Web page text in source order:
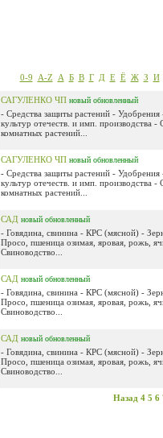
0-9 A-Z А Б В Г Д Е Ё Ж З И
САГУЛЕНКО ЧП новый обновленный
- Средства защиты растений -
культур отечеств. и имп. производства -
комнатных растений...
САГУЛЕНКО ЧП новый обновленный
- Средства защиты растений -
культур отечеств. и имп. производства -
комнатных растений...
САД новый обновленный
- Говядина, свинина - КРС (мясной) -
Просо, пшеница озимая, яровая, рожь,
Свиноводство...
САД новый обновленный
- Говядина, свинина - КРС (мясной) -
Просо, пшеница озимая, яровая, рожь,
Свиноводство...
САД новый обновленный
- Говядина, свинина - КРС (мясной) -
Просо, пшеница озимая, яровая, рожь,
Свиноводство...
Назад 4 5 6